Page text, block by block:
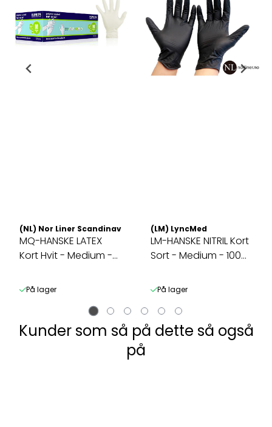
(NL) Nor Liner Scandinavia AS
MQ-HANSKE LATEX
Kort Hvit - Medium -
På lager
(LM) LyncMed
LM-HANSKE NITRIL Kort
Sort - Medium - 100
På lager
Kunder som så på dette så også
på